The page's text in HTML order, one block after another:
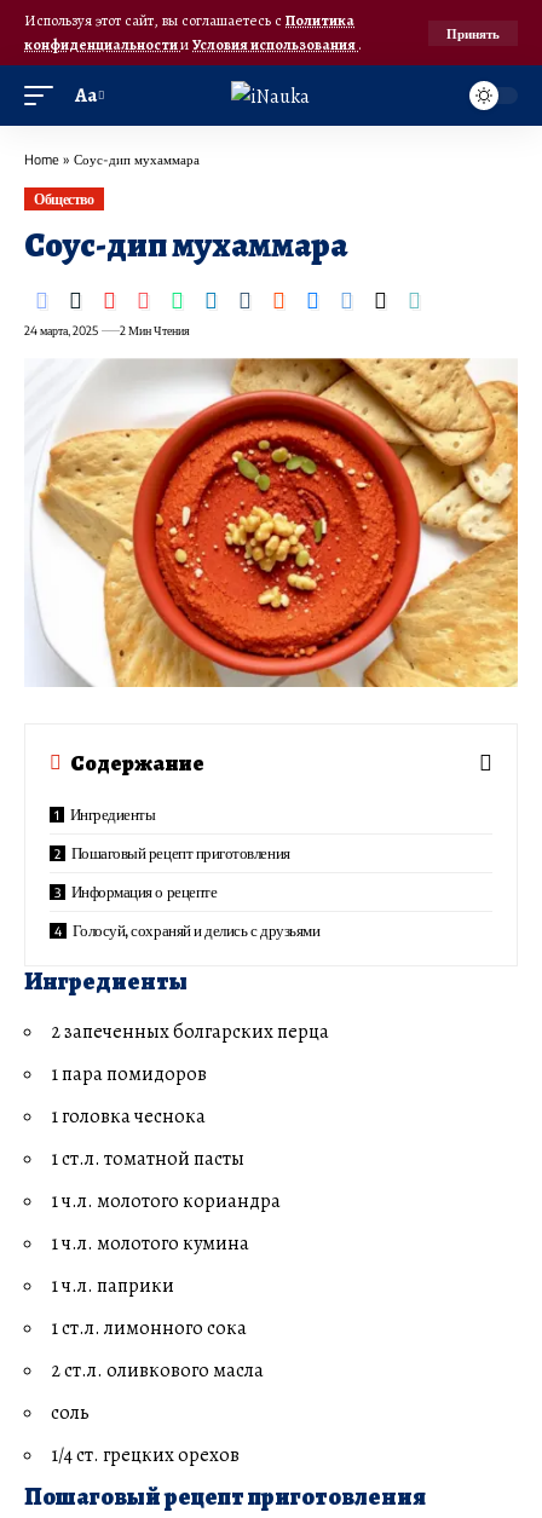
Используя этот сайт, вы соглашаетесь с Политика
конфиденциальностииУсловия использования.
Принять
Аа
Home » Соус-дип мухаммара
Общество
Соус-дип мухаммара
24 марта, 2025 2 Мин Чтения
Содержание
Ингредиенты
Пошаговый рецепт приготовления
Информация о рецепте
Голосуй, сохраняй и делись с друзьями
Ингредиенты
2 запеченных болгарских перца
1 пара помидоров
1 головка чеснока
1 ст.л. томатной пасты
1 ч.л. молотого кориандра
1 ч.л. молотого кумина
1 ч.л. паприки
1 ст.л. лимонного сока
2 ст.л. оливкового масла
соль
1/4 ст. грецких орехов
Пошаговый рецепт приготовления